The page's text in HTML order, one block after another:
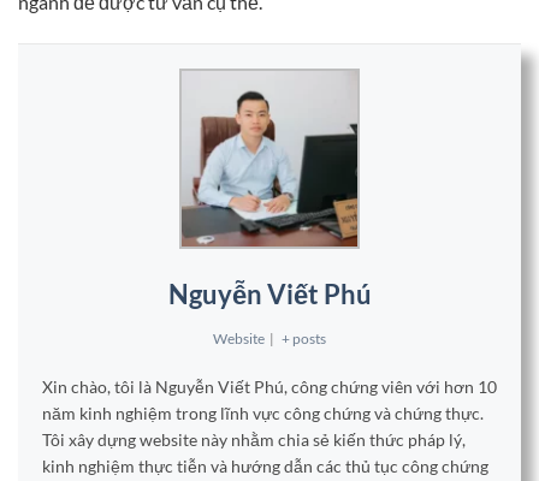
Nguyễn Viết Phú
Website | + posts
Xin chào, tôi là Nguyễn Viết Phú, công chứng viên với hơn 10
năm kinh nghiệm trong lĩnh vực công chứng và chứng thực.
Tôi xây dựng website này nhằm chia sẻ kiến thức pháp lý,
kinh nghiệm thực tiễn và hướng dẫn các thủ tục công chứng